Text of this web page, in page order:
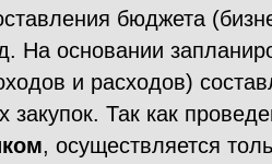
бюджета
На основании
и расходов)
закупок. Так как
, осуществляется